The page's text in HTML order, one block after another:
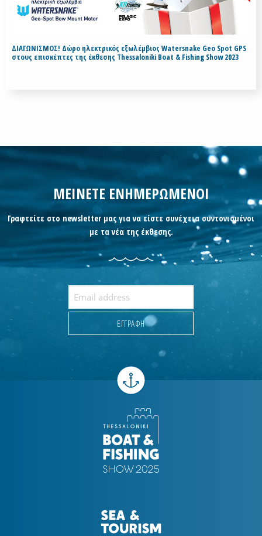
ΔΙΑΓΩΝΙΣΜΟΣ! Δώρο ηλεκτρικός εξωλέμβιος Watersnake Geo Spot GPS
στους επισκέπτες της έκθεσης Thessaloniki Boat & Fishing Show 2023
ΜΕΙΝΕΤΕ ΕΝΗΜΕΡΩΜΕΝΟΙ
Γραφτείτε στο newsletter μας για να είστε συνέχεια συντονισμένοι
με τα νέα της έκθεσης.